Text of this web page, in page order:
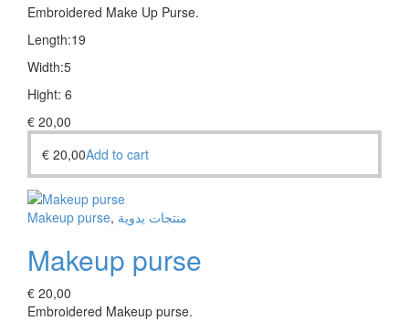
Embroidered Make Up Purse.
Length:19
Width:5
Hight: 6
€ 20,00
€ 20,00Add to cart
Makeup purse, منتجات يدوية
Makeup purse
€ 20,00
Embroidered Makeup purse.